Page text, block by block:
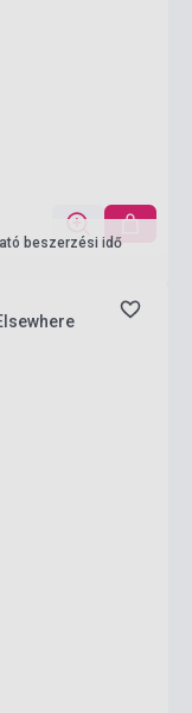
beszerzési idő